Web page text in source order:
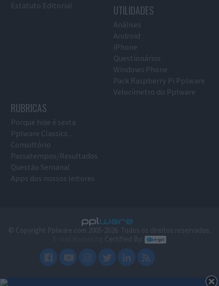
Estatuto Editorial
UTILIDADES
Análises
Android
iPhone
Questionários
Windows Phone
Pack Raspberry Pi Pplware
Velocímetro do Pplware
RUBRICAS
Porque hoje é sexta
Pplware Classics…
Consultório
Passatempos/Resultados
Questão Semanal
Apps dos nossos leitores
© Copyright Pplware.com 2005-2026. Todos os direitos reservados.
Certified By: